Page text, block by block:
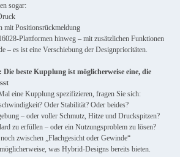
sogar:
mit Positionsrückmeldung
Plattformen hinweg – mit zusätzlichen Funktionen
– es ist eine Verschiebung der Designprioritäten.
beste Kupplung ist möglicherweise eine, die
eine Kupplung spezifizieren, fragen Sie sich:
Oder Stabilität? Oder beides?
– oder voller Schmutz, Hitze und Druckspitzen?
zu erfüllen – oder ein Nutzungsproblem zu lösen?
zwischen „Flachgesicht oder Gewinde“
was Hybrid-Designs bereits bieten.